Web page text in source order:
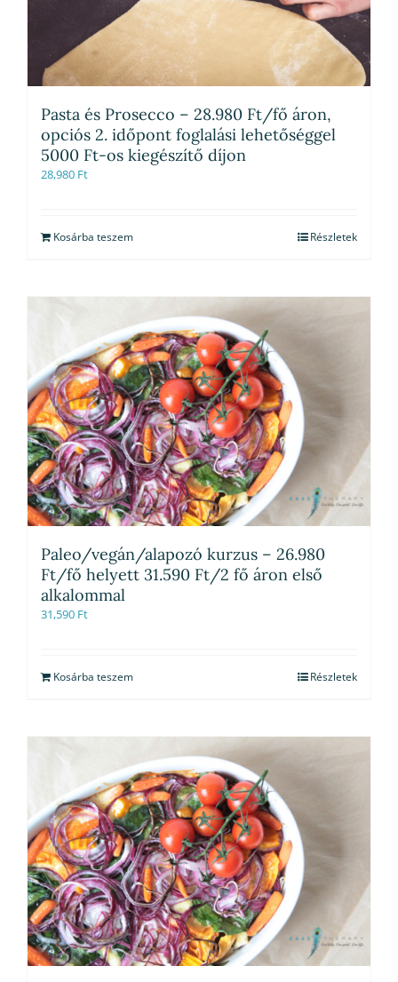
Pasta és Prosecco – 28.980 Ft/fő áron,
opciós 2. időpont foglalási lehetőséggel
5000 Ft-os kiegészítő díjon
28,980 Ft
Kosárba teszem Részletek
Paleo/vegán/alapozó kurzus – 26.980
Ft/fő helyett 31.590 Ft/2 fő áron első
alkalommal
31,590 Ft
Kosárba teszem Részletek